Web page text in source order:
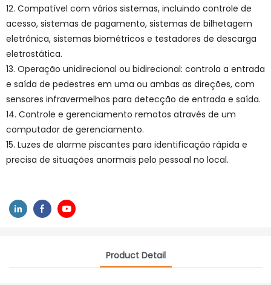
12. Compatível com vários sistemas, incluindo controle de
acesso, sistemas de pagamento, sistemas de bilhetagem
eletrônica, sistemas biométricos e testadores de descarga
eletrostática.
13. Operação unidirecional ou bidirecional: controla a entrada
e saída de pedestres em uma ou ambas as direções, com
sensores infravermelhos para detecção de entrada e saída.
14. Controle e gerenciamento remotos através de um
computador de gerenciamento.
15. Luzes de alarme piscantes para identificação rápida e
precisa de situações anormais pelo pessoal no local.
Product Detail